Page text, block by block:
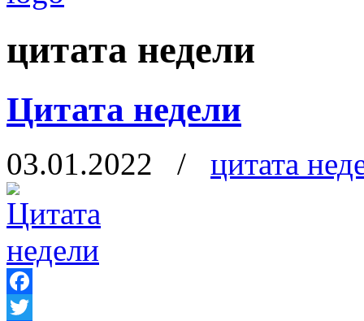
цитата недели
Цитата недели
03.01.2022 / цитата
Facebook